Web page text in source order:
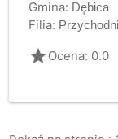
Gmina: Dębica
Filia:
gradeOcena: 0.0